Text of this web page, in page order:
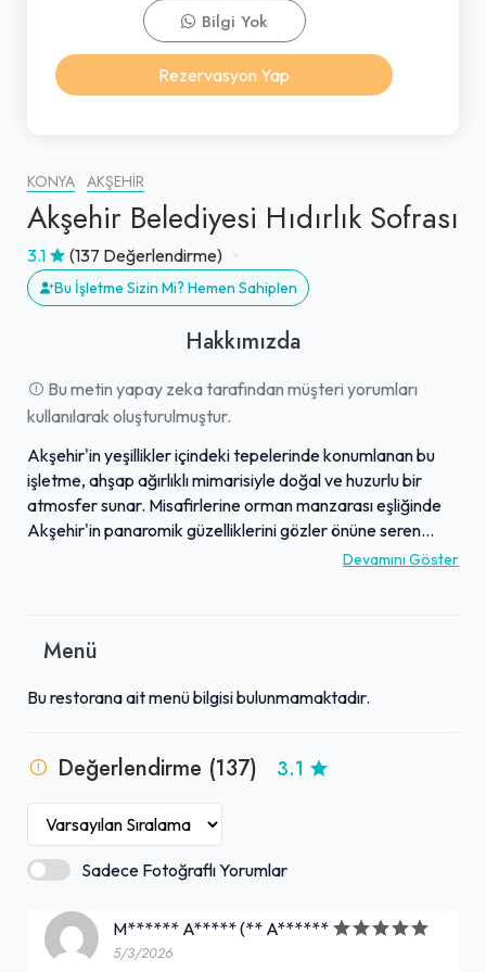
KONYA AKŞEHIR
Akşehir Belediyesi Hıdırlık Sofrası
3.1 (137 Değerlendirme)
Bu İşletme Sizin Mi? Hemen Sahiplen
Hakkımızda
Bu metin yapay zeka tarafından müşteri yorumları
kullanılarak oluşturulmuştur.
Akşehir'in yeşillikler içindeki tepelerinde konumlanan bu
işletme, ahşap ağırlıklı mimarisiyle doğal ve huzurlu bir
atmosfer sunar. Misafirlerine orman manzarası eşliğinde
Akşehir'in panaromik güzelliklerini gözler önüne seren
mekan, özellikle sakin bir yemek deneyimi arayanlar için
olarak ilgili ve nazik personeliyle hızlı servis anlayışını
Ferah ve temiz ortamında, uygun fiyat politikası ve yemek
bölgenin görülmeye değer adreslerinden biridir.
Devamını Göster
Menü
Bu restorana ait menü bilgisi bulunmamaktadır.
Değerlendirme (137) 3.1
Sadece Fotoğraflı Yorumlar
M****** A***** (** A******
5/3/2026
Bilgi Yok
Rezervasyon Yap